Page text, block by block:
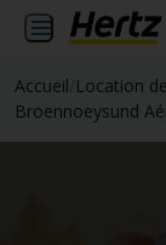
Accueil Location
Broennoeysund